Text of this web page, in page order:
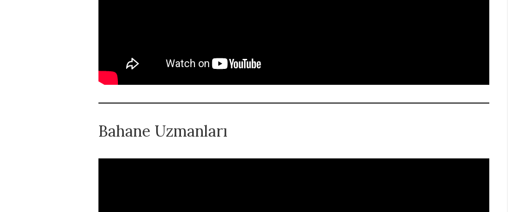
Bahane Uzmanları